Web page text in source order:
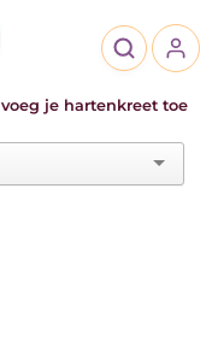
voeg je hartenkreet toe